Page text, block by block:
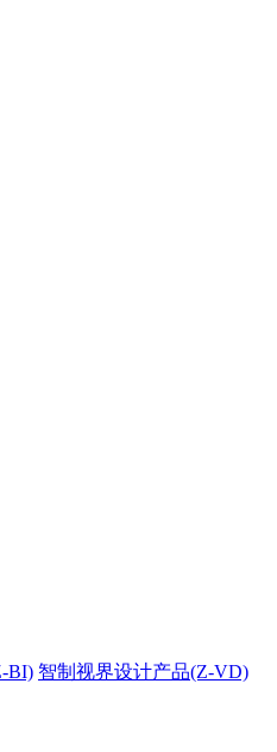
BI) 智制视界设计产品(Z-VD)